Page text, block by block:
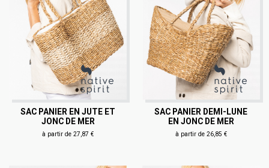
SAC PANIER EN JUTE ET
JONC DE MER
à partir de 27,87 €
SAC PANIER DEMI-LUNE
EN JONC DE MER
à partir de 26,85 €